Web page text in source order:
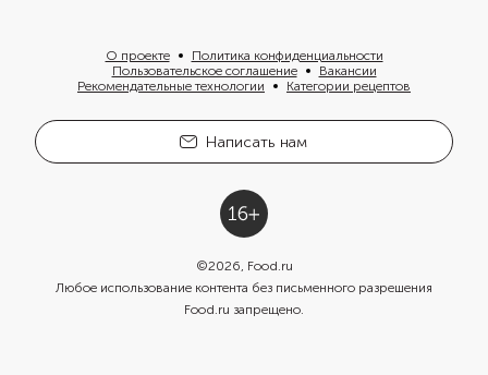
О проекте
Политика конфиденциальности
Пользовательское соглашение
Вакансии
Рекомендательные технологии
Категории рецептов
Написать нам
©2026, Food.ru
Любое использование контента без письменного разрешения
Food.ru запрещено.